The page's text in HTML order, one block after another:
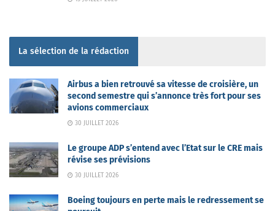
La sélection de la rédaction
Airbus a bien retrouvé sa vitesse de croisière, un
second semestre qui s’annonce très fort pour ses
avions commerciaux
30 JUILLET 2026
Le groupe ADP s’entend avec l’Etat sur le CRE mais
révise ses prévisions
30 JUILLET 2026
Boeing toujours en perte mais le redressement se